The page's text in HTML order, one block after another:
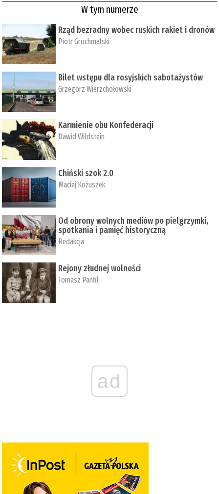
W tym numerze
Rząd bezradny wobec ruskich rakiet i dronów
Piotr Grochmalski
Bilet wstępu dla rosyjskich sabotażystów
Grzegorz Wierzchołowski
Karmienie obu Konfederacji
Dawid Wildstein
Chiński szok 2.0
Maciej Kożuszek
Od obrony wolnych mediów po pielgrzymki,
spotkania i pamięć historyczną
Redakcja
Rejony złudnej wolności
Tomasz Panfil
ad